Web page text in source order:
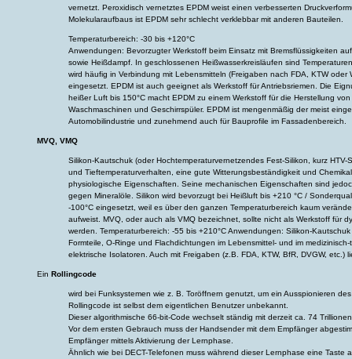
vernetzt. Peroxidisch vernetztes EPDM weist einen verbesserten
Molekularaufbaus ist EPDM sehr schlecht verklebbar mit anderen Bauteilen.
Temperaturbereich: -30 bis +120°C
Anwendungen: Bevorzugter Werkstoff beim Einsatz mit Bremsflüssigkeiten
sowie Heißdampf. In geschlossenen Heißwasserkreisläufen sind
wird häufig in Verbindung mit Lebensmitteln (Freigaben nach FDA, KTW oder
eingesetzt. EPDM ist auch geeignet als Werkstoff für Antriebsriemen. Die
heißer Luft bis 150°C macht EPDM zu einem Werkstoff für die Herstellung
Waschmaschinen und Geschirrspüler. EPDM ist mengenmäßig der meist
Automobilindustrie und zunehmend auch für Bauprofile im Fassadenbereich.
MVQ, VMQ
Silikon-Kautschuk (oder Hochtemperaturvernetzendes Fest-Silikon, kurz
und Tieftemperaturverhalten, eine gute Witterungsbeständigkeit und
physiologische Eigenschaften. Seine mechanischen Eigenschaften sind
gegen Mineralöle. Silikon wird bevorzugt bei Heißluft bis +210 °C /
-100°C eingesetzt, weil es über den ganzen Temperaturbereich kaum
aufweist. MVQ, oder auch als VMQ bezeichnet, sollte nicht als Werkstoff für
werden. Temperaturbereich: -55 bis +210°C Anwendungen: Silikon-
Formteile, O-Ringe und Flachdichtungen im Lebensmittel- und im
elektrische Isolatoren. Auch mit Freigaben (z.B. FDA, KTW, BfR, DVGW, etc.)
Ein Rollingcode
wird bei Funksystemen wie z. B. Toröffnern genutzt, um ein Ausspionieren
Rollingcode ist selbst dem eigentlichen Benutzer unbekannt.
Dieser algorithmische 66-bit-Code wechselt ständig mit derzeit ca. 74
Vor dem ersten Gebrauch muss der Handsender mit dem Empfänger
Empfänger mittels Aktivierung der Lernphase.
Ähnlich wie bei DECT-Telefonen muss während dieser Lernphase eine Taste